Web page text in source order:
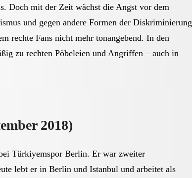
Doch mit der Zeit wächst die Angst vor dem
und gegen andere Formen der Diskriminierung
rechte Fans nicht mehr tonangebend. In den
zu rechten Pöbeleien und Angriffen – auch in
2018)
Türkiyemspor Berlin. Er war zweiter
lebt er in Berlin und Istanbul und arbeitet als